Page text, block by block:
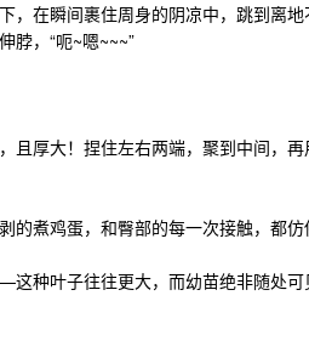
，在瞬间裹住周身的阴凉中，跳到离
脖，“呃~嗯~~~”
且厚大！捏住左右两端，聚到中间，
煮鸡蛋，和臀部的每一次接触，都仿
种叶子往往更大，而幼苗绝非随处可